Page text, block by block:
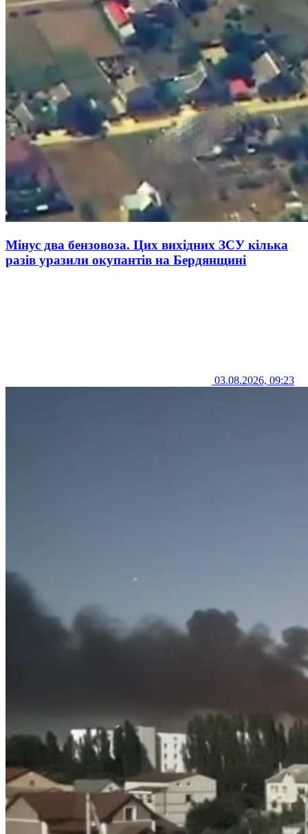
Мінус два бензовоза. Цих вихідних ЗСУ кілька
разів уразили окупантів на Бердянщині
03.08.2026, 09:23